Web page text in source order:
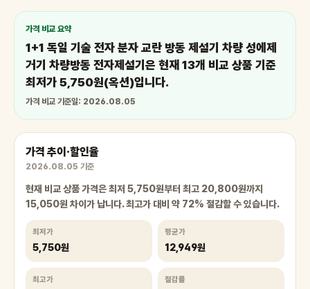
가격 비교 요약
1+1 독일 기술 전자 분자 교란 방동 제설기 차량 성에제
거기 차량방동 전자제설기은 현재 13개 비교 상품 기준
최저가 5,750원(옥션)입니다.
가격 비교 기준일: 2026.08.05
가격 추이·할인율
2026.08.05 기준
현재 비교 상품 가격은 최저 5,750원부터 최고 20,800원까지
15,050원 차이가 납니다. 최고가 대비 약 72% 절감할 수 있습니다.
최저가
5,750원
평균가
12,949원
최고가 절감률